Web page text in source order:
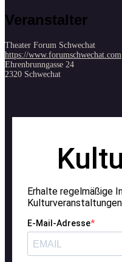
Veranstalter
Theater Forum Schwechat
https://www.forumschwechat.com
Ehrenbrunngasse 24
2320 Schwechat
Erhalte regelmäßige
E-Mail-Adresse